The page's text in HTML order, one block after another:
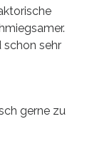
schon sehr
gerne zu